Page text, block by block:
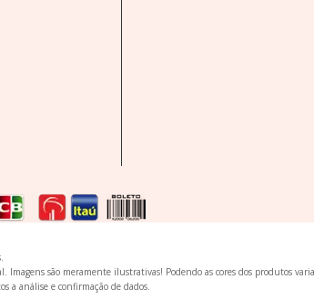
são meramente ilustrativas! Podendo as cores dos produtos
a análise e confirmação de dados.